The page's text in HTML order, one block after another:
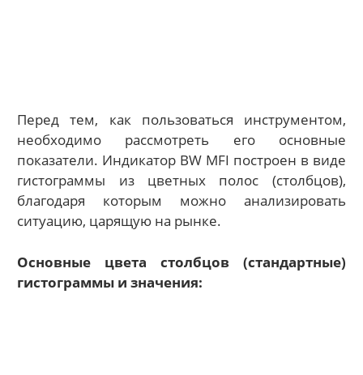
Перед тем, как пользоваться инструментом,
необходимо рассмотреть его основные
показатели. Индикатор BW MFI построен в виде
гистограммы из цветных полос (столбцов),
благодаря которым можно анализировать
ситуацию, царящую на рынке.
Основные цвета столбцов (стандартные)
гистограммы и значения: